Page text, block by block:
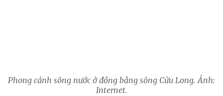
Phong cảnh sông nước ở đồng bằng sông Cửu Long. Ảnh:
Internet.